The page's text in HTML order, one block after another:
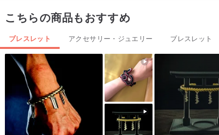
ンコンクシェルは、まさに二人を表しています。
に願いを叶え、永遠に共にいられるという美しい意味合いを持って
います。
オリジナルデザインにつき、模倣はご遠慮ください⛔️
素材：クイーンコンクシェルの蝶モチーフ、クイーンコンクシェル
のラウンドビーズ、アクアマリン、ホワイトクリスタル
こちらの商品もおすすめ
ブレスレット アクセサリー・ジュエリー ブレスレット